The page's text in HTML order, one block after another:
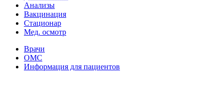
Анализы
Вакцинация
Стационар
Мед. осмотр
Врачи
ОМС
Информация для пациентов